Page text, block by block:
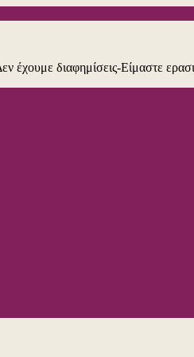
έχουμε διαφημίσεις-Είμαστε